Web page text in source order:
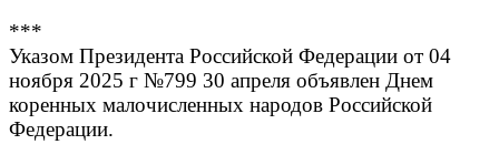
***
Указом Президента Российской Федерации от 04
ноября 2025 г №799 30 апреля объявлен Днем
коренных малочисленных народов Российской
Федерации.